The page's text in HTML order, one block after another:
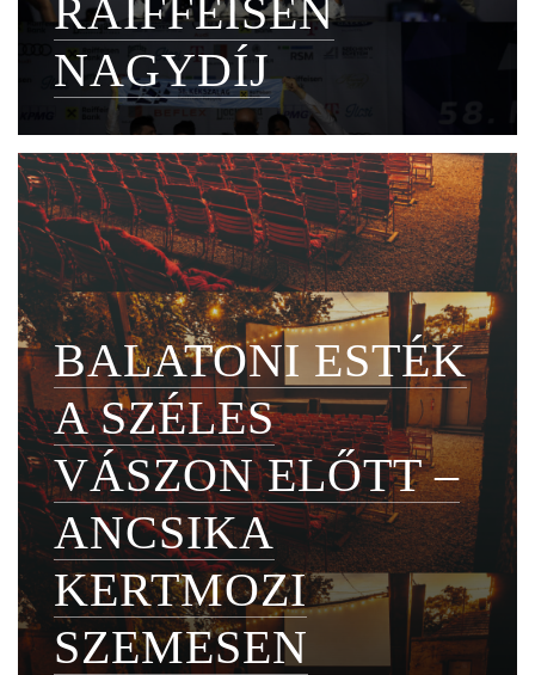
RAIFFEISEN
NAGYDÍJ
BALATONI ESTÉK
A SZÉLES
VÁSZON ELŐTT –
ANCSIKA
KERTMOZI
SZEMESEN